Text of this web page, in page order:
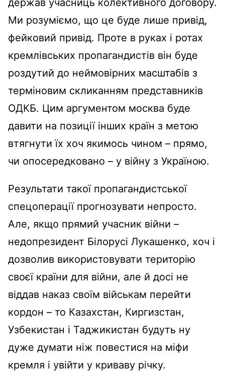
держав учасниць колективного договору.
Ми розуміємо, що це буде лише привід,
фейковий привід. Проте в руках і ротах
кремлівських пропагандистів він буде
роздутий до неймовірних масштабів з
терміновим скликанням представників
ОДКБ. Цим аргументом москва буде
давити на позиції інших країн з метою
втягнути їх хоч якимось чином – прямо,
чи опосередковано – у війну з Україною.
Результати такої пропагандистської
спецоперації прогнозувати непросто.
Але, якщо прямий учасник війни –
недопрезидент Білорусі Лукашенко, хоч і
дозволив використовувати територію
своєї країни для війни, але й досі не
віддав наказ своїм військам перейти
кордон – то Казахстан, Киргизстан,
Узбекистан і Таджикистан будуть ну
дуже думати ніж повестися на міфи
кремля і увійти у криваву річку.